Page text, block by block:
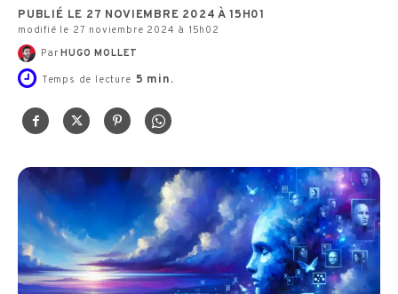
PUBLIÉ LE 27 NOVIEMBRE 2024 À 15H01
modifié le 27 noviembre 2024 à 15h02
Par HUGO MOLLET
Temps de lecture 5 min.